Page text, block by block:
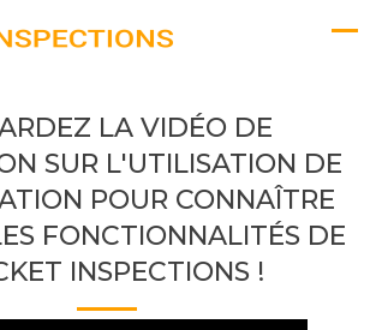
LA VIDÉO DE
SUR L'UTILISATION DE
POUR CONNAÎTRE
FONCTIONNALITÉS DE
INSPECTIONS !